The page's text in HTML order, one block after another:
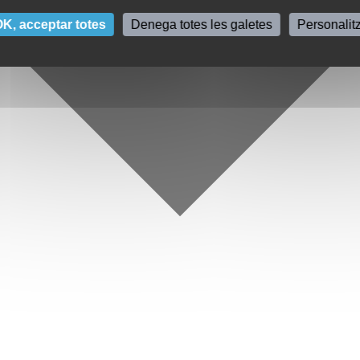
acceptar totes Denega totes les galetes